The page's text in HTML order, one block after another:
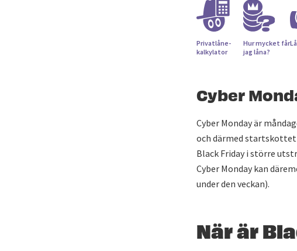
Privatlåne­
kalkylator
Hur mycket får
jag låna?
Cyber
Cyber Monday är
och därmed
Black Friday i större
Cyber Monday kan
under den veckan).
När är